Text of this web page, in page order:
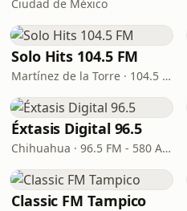
Ciudad de México
Solo Hits 104.5 FM
Martínez de la Torre · 104.5 FM
Éxtasis Digital 96.5
Chihuahua · 96.5 FM - 580 AM
Classic FM Tampico